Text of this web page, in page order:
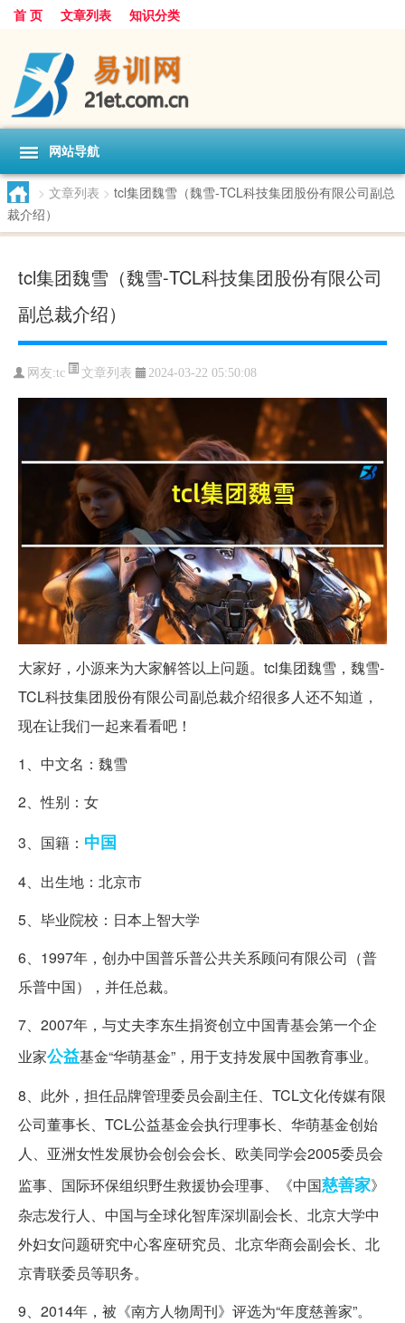
首 页 文章列表 知识分类
网站导航
> 文章列表 > tcl集团魏雪（魏雪-TCL科技集团股份有限公司副总
裁介绍）
tcl集团魏雪（魏雪-TCL科技集团股份有限公司
副总裁介绍）
网友:tc 文章列表 2024-03-22 05:50:08
大家好，小源来为大家解答以上问题。tcl集团魏雪，魏雪-
TCL科技集团股份有限公司副总裁介绍很多人还不知道，
现在让我们一起来看看吧！
1、中文名：魏雪
2、性别：女
3、国籍： 中国
4、出生地：北京市
5、毕业院校：日本上智大学
6、1997年，创办中国普乐普公共关系顾问有限公司（普
乐普中国），并任总裁。
7、2007年，与丈夫李东生捐资创立中国青基会第一个企
业家公益基金“华萌基金”，用于支持发展中国教育事业。
8、此外，担任品牌管理委员会副主任、TCL文化传媒有限
公司董事长、TCL公益基金会执行理事长、华萌基金创始
人、亚洲女性发展协会创会会长、欧美同学会2005委员会
监事、国际环保组织野生救援协会理事、《中国慈善家》
杂志发行人、中国与全球化智库深圳副会长、北京大学中
外妇女问题研究中心客座研究员、北京华商会副会长、北
京青联委员等职务。
9、2014年，被《南方人物周刊》评选为“年度慈善家”。